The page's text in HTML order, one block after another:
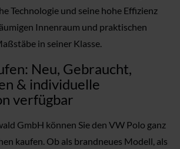
Technologie und seine hohe Effizienz
Innenraum und praktischen
in seiner Klasse.
Neu, Gebraucht,
& individuelle
verfügbar
GmbH können Sie den VW Polo ganz
kaufen. Ob als brandneues Modell, als